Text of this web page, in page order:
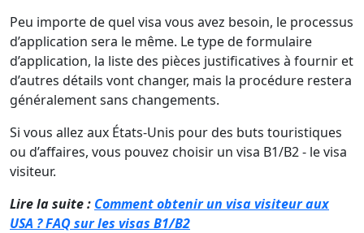
Peu importe de quel visa vous avez besoin, le processus
d’application sera le même. Le type de formulaire
d’application, la liste des pièces justificatives à fournir et
d’autres détails vont changer, mais la procédure restera
généralement sans changements.
Si vous allez aux États-Unis pour des buts touristiques
ou d’affaires, vous pouvez choisir un visa B1/B2 - le visa
visiteur.
Lire la suite : Comment obtenir un visa visiteur aux
USA ? FAQ sur les visas B1/B2